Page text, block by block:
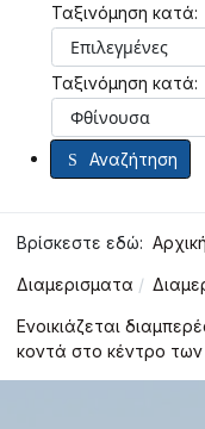
Ταξινόμηση κατά:
Ταξινόμηση κατά:
Αναζήτηση
Βρίσκεστε εδώ: Αρχική
Διαμερισματα
Ενοικιάζεται
κοντά στο κέντρο των